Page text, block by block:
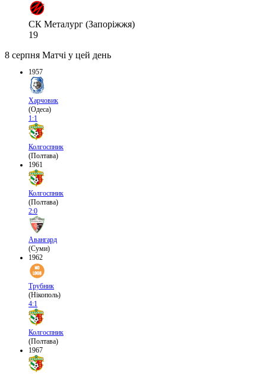
СК Металург (Запоріжжя)
19
8 серпня Матчі у цей день
1957
Харчовик
(Одеса)
1:1
Колгоспник
(Полтава)
1961
Колгоспник
(Полтава)
2:0
Авангард
(Суми)
1962
Трубник
(Нікополь)
4:1
Колгоспник
(Полтава)
1967